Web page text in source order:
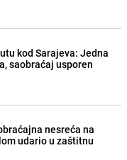
kod Sarajeva: Jedna
saobraćaj usporen
nesreća na
udario u zaštitnu